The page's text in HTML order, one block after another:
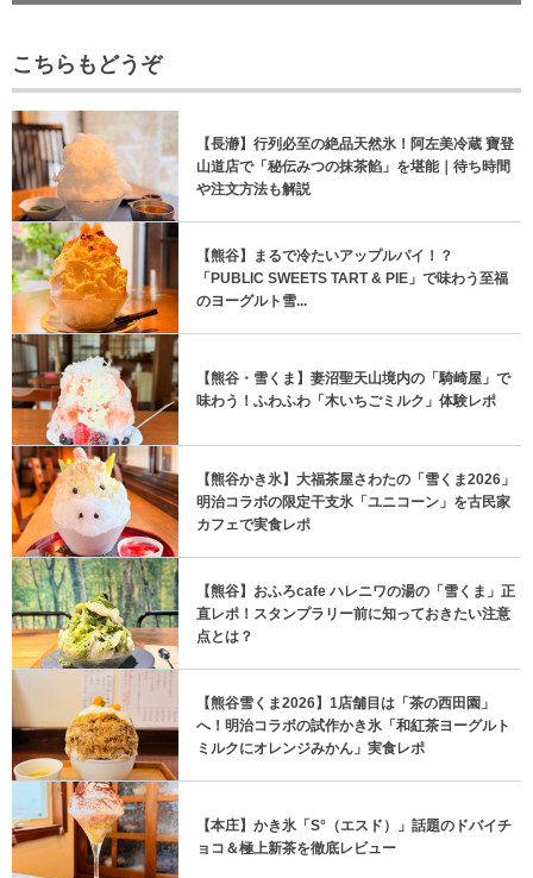
こちらもどうぞ
【長瀞】行列必至の絶品天然氷！阿左美冷蔵 寶登
山道店で「秘伝みつの抹茶餡」を堪能｜待ち時間
や注文方法も解説
【熊谷】まるで冷たいアップルパイ！？
「PUBLIC SWEETS TART & PIE」で味わう至福
のヨーグルト雪...
【熊谷・雪くま】妻沼聖天山境内の「騎崎屋」で
味わう！ふわふわ「木いちごミルク」体験レポ
【熊谷かき氷】大福茶屋さわたの「雪くま2026」
明治コラボの限定干支氷「ユニコーン」を古民家
カフェで実食レポ
【熊谷】おふろcafe ハレニワの湯の「雪くま」正
直レポ！スタンプラリー前に知っておきたい注意
点とは？
【熊谷雪くま2026】1店舗目は「茶の西田園」
へ！明治コラボの試作かき氷「和紅茶ヨーグルト
ミルクにオレンジみかん」実食レポ
【本庄】かき氷「S°（エスド）」話題のドバイチ
ョコ＆極上新茶を徹底レビュー